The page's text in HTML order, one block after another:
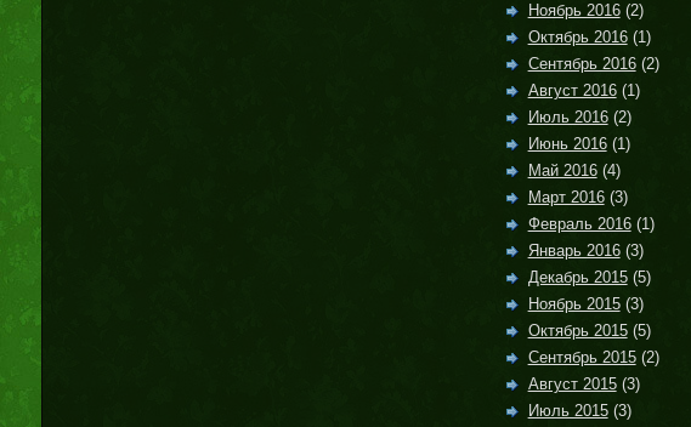
Ноябрь 2016(2)
Октябрь 2016(1)
Сентябрь 2016(2)
Август 2016(1)
Июль 2016(2)
Июнь 2016(1)
Май 2016(4)
Март 2016(3)
Февраль 2016(1)
Январь 2016(3)
Декабрь 2015(5)
Ноябрь 2015(3)
Октябрь 2015(5)
Сентябрь 2015(2)
Август 2015(3)
Июль 2015(3)